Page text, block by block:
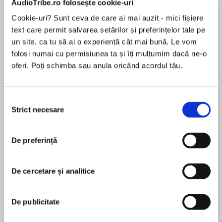
AudioTribe.ro folosește cookie-uri
Cookie-uri? Sunt ceva de care ai mai auzit - mici fișiere
text care permit salvarea setărilor și preferințelor tale pe
un site, ca tu să ai o experiență cât mai bună. Le vom
folosi numai cu permisiunea ta și îți mulțumim dacă ne-o
oferi. Poți schimba sau anula oricând acordul tău.
consimțământului
Strict necesare
De preferință
De cercetare și analitice
De publicitate
Desprecarte
**One of BuzzFeed's Great LGBTQ+ YA novels
to Warm up Your Winter**
Legrand comes a new, bone-chilling YA horror
novel about a girl who joins a coven to root out a
vicious evil that’s stalking her village. Perfect for
fans of The Handmaid’s Tale and The Grace
All you must know is that today she will become
pentru această carte
Claire Legrandis the author of Foxheart, The